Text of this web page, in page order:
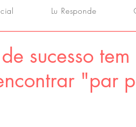
Lu Responde
sucesso tem
"par